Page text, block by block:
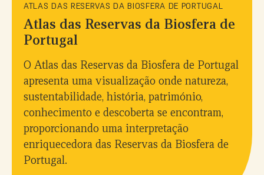
ATLAS DAS RESERVAS DA BIOSFERA DE PORTUGAL
Atlas das Reservas da Biosfera de
Portugal
O Atlas das Reservas da Biosfera de Portugal
apresenta uma visualização onde natureza,
sustentabilidade, história, património,
conhecimento e descoberta se encontram,
proporcionando uma interpretação
enriquecedora das Reservas da Biosfera de
Portugal.